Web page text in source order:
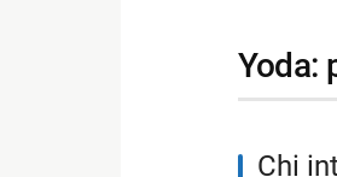
chi